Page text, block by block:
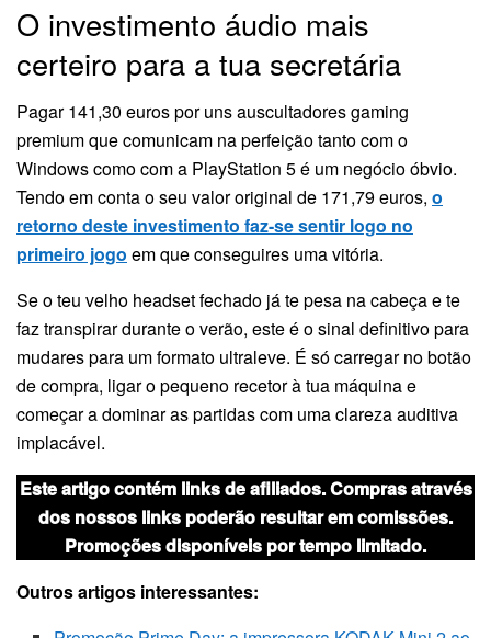
O investimento áudio mais
certeiro para a tua secretária
Pagar 141,30 euros por uns auscultadores gaming
premium que comunicam na perfeição tanto com o
Windows como com a PlayStation 5 é um negócio óbvio.
Tendo em conta o seu valor original de 171,79 euros, o
retorno deste investimento faz-se sentir logo no
primeiro jogo em que conseguires uma vitória.
Se o teu velho headset fechado já te pesa na cabeça e te
faz transpirar durante o verão, este é o sinal definitivo para
mudares para um formato ultraleve. É só carregar no botão
de compra, ligar o pequeno recetor à tua máquina e
começar a dominar as partidas com uma clareza auditiva
implacável.
Este artigo contém links de afiliados. Compras através
dos nossos links poderão resultar em comissões.
Promoções disponíveis por tempo limitado.
Outros artigos interessantes: